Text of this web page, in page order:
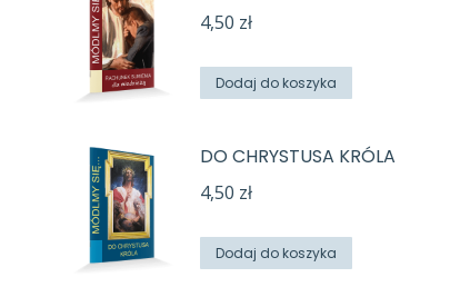
4,50 zł
Dodaj do koszyka
DO CHRYSTUSA KRÓLA
4,50 zł
Dodaj do koszyka